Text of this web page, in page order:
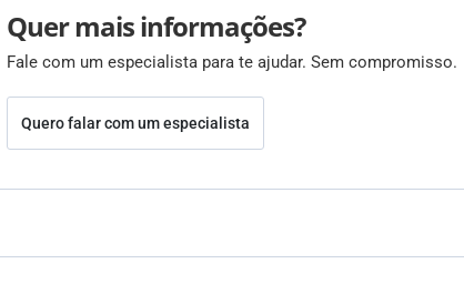
Quer mais informações?
Fale com um especialista para te ajudar. Sem compromisso.
Quero falar com um especialista